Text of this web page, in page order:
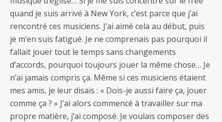
quand je suis arrivé à New York, c’est parce que j’ai
rencontré ces musiciens. J’ai aimé cela au début, puis
je m’en suis fatigué. Je ne comprenais pas pourquoi il
fallait jouer tout le temps sans changements
d’accords, pourquoi toujours jouer la même chose… Je
n’ai jamais compris ça. Même si ces musiciens étaient
mes amis, je leur disais : « Dois-je aussi faire ça, jouer
comme ça ? » J’ai alors commencé à travailler sur ma
propre matière, j’ai composé. Je voulais composer des